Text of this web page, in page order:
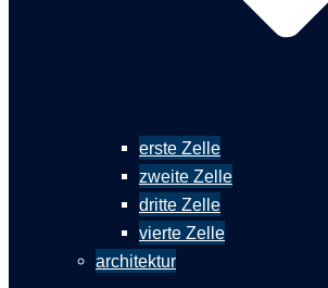
erste Zelle
zweite Zelle
dritte Zelle
vierte Zelle
architektur